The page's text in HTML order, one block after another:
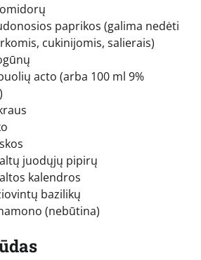
paprikos (galima nedėti
cukinijomis, salierais)
acto (arba 100 ml 9%
juodųjų pipirų
kalendros
bazilikų
(nebūtina)